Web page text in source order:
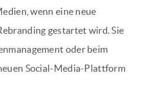
wenn eine neue
gestartet wird. Sie
oder beim
Social-Media-Plattform